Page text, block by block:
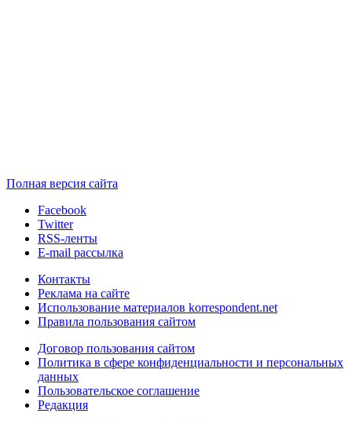
Полная версия сайта
Facebook
Twitter
RSS-ленты
E-mail рассылка
Контакты
Реклама на сайте
Использование материалов korrespondent.net
Правила пользования сайтом
Договор пользования сайтом
Политика в сфере конфиденциальности и персональных
данных
Пользовательское соглашение
Редакция